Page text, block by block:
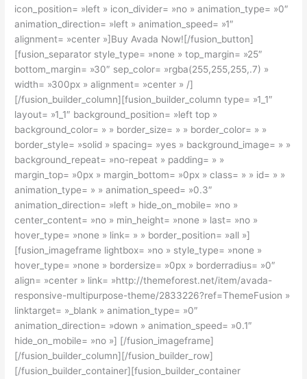
icon_position= »left » icon_divider= »no » animation_type= »0″
animation_direction= »left » animation_speed= »1″
alignment= »center »]Buy Avada Now![/fusion_button]
[fusion_separator style_type= »none » top_margin= »25″
bottom_margin= »30″ sep_color= »rgba(255,255,255,.7) »
width= »300px » alignment= »center » /]
[/fusion_builder_column][fusion_builder_column type= »1_1″
layout= »1_1″ background_position= »left top »
background_color= » » border_size= » » border_color= » »
border_style= »solid » spacing= »yes » background_image= » »
background_repeat= »no-repeat » padding= » »
margin_top= »0px » margin_bottom= »0px » class= » » id= » »
animation_type= » » animation_speed= »0.3″
animation_direction= »left » hide_on_mobile= »no »
center_content= »no » min_height= »none » last= »no »
hover_type= »none » link= » » border_position= »all »]
[fusion_imageframe lightbox= »no » style_type= »none »
hover_type= »none » bordersize= »0px » borderradius= »0″
align= »center » link= »http://themeforest.net/item/avada-
responsive-multipurpose-theme/2833226?ref=ThemeFusion »
linktarget= »_blank » animation_type= »0″
animation_direction= »down » animation_speed= »0.1″
hide_on_mobile= »no »] [/fusion_imageframe]
[/fusion_builder_column][/fusion_builder_row]
[/fusion_builder_container][fusion_builder_container